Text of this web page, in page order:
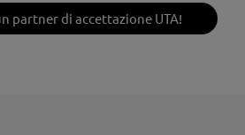
partner di accettazione UTA!